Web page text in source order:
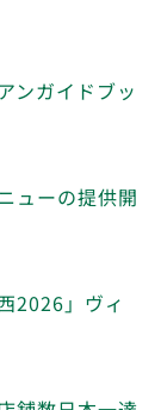
ンガイドブッ
ューの提供開
2026」ヴィ